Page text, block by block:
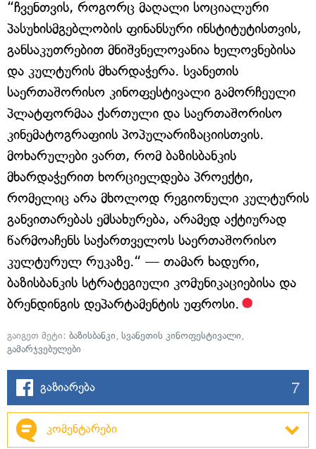
“ჩვენთვის, როგორც მაღალი სოციალური
პასუხისმგებლობის ფინანსური ინსტიტუტისთვის,
განსაკუთრებით მნიშვნელოვანია ხელოვნებისა
და კულტურის მხარდაჭერა. სვანეთის
საერთაშორისო კინოფესტივალი გამორჩეული
პლატფორმაა ქართული და საერთაშორისო
კინემატოგრაფიის პოპულარიზაციისთვის.
მოხარულები ვართ, რომ ბაზისბანკის
მხარდაჭერით ხორციელდება პროექტი,
რომელიც არა მხოლოდ რეგიონული კულტურის
განვითარებას ემსახურება, არამედ აქტიურად
წარმოაჩენს საქართველოს საერთაშორისო
კულტურულ რუკაზე.“ — თამარ ხადური,
ბაზისბანკის სტრატეგიული კომუნიკაციებისა და
ბრენდინგის დეპარტამენტის უფროსი.
გაიგეთ მეტი: ბაზისბანკი, სვანეთის კინოფესტივალი,
გამარჯვებულები
გაზიარება 7
კომენტარები